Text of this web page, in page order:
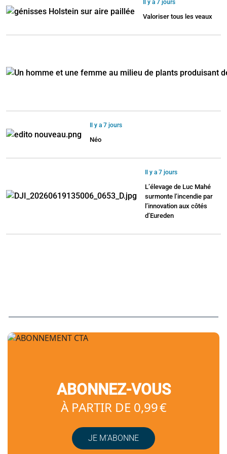
Il y a 7 jours
Valoriser tous les veaux
Il y a 7 jours
Néo
Il y a 7 jours
L’élevage de Luc Mahé
surmonte l’incendie par
l’innovation aux côtés
d’Eureden
ABONNEZ-VOUS
À PARTIR DE 0,99 €
JE M’ABONNE